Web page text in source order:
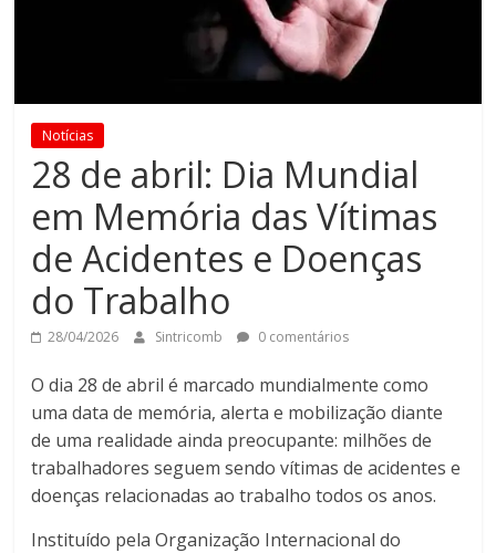
Notícias
28 de abril: Dia Mundial
em Memória das Vítimas
de Acidentes e Doenças
do Trabalho
28/04/2026 Sintricomb 0 comentários
O dia 28 de abril é marcado mundialmente como
uma data de memória, alerta e mobilização diante
de uma realidade ainda preocupante: milhões de
trabalhadores seguem sendo vítimas de acidentes e
doenças relacionadas ao trabalho todos os anos.
Instituído pela Organização Internacional do